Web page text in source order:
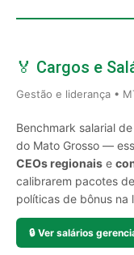
🏅 Cargos e
Gestão e liderança •
Benchmark salarial
do Mato Grosso —
CEOs regionais e
calibrarem pacotes
políticas de bônus na
🔒 Ver salários